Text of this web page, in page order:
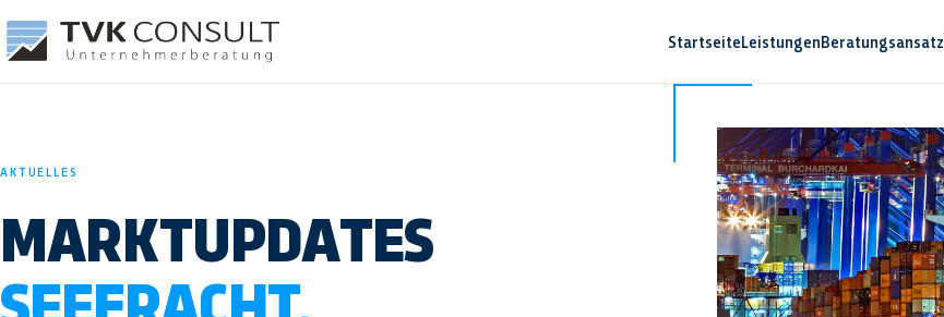
StartseiteLeistungenBeratungsansatz
AKTUELLES
MARKTUPDATES